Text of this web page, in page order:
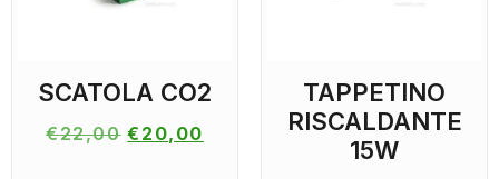
SCATOLA CO2
€22,00 € 20,00
TAPPETINO
RISCALDANTE
15W